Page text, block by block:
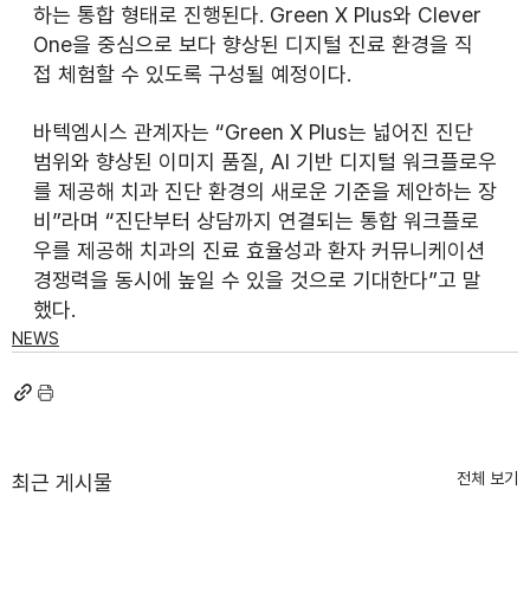
하는 통합 형태로 진행된다. Green X Plus와 Clever
One을 중심으로 보다 향상된 디지털 진료 환경을 직
접 체험할 수 있도록 구성될 예정이다.
바텍엠시스 관계자는 “Green X Plus는 넓어진 진단
범위와 향상된 이미지 품질, AI 기반 디지털 워크플로우
를 제공해 치과 진단 환경의 새로운 기준을 제안하는 장
비”라며 “진단부터 상담까지 연결되는 통합 워크플로
우를 제공해 치과의 진료 효율성과 환자 커뮤니케이션
경쟁력을 동시에 높일 수 있을 것으로 기대한다”고 말
했다.
NEWS
최근 게시물 전체 보기